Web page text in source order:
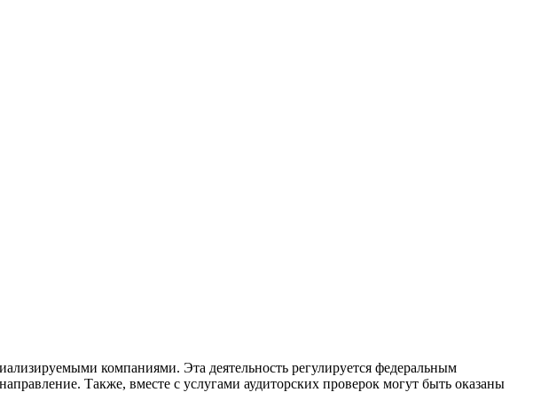
компаниями. Эта деятельность регулируется федеральным
Также, вместе с услугами аудиторских проверок могут быть оказаны